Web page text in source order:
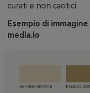
curati e non caotici.
Esempio di
media.io